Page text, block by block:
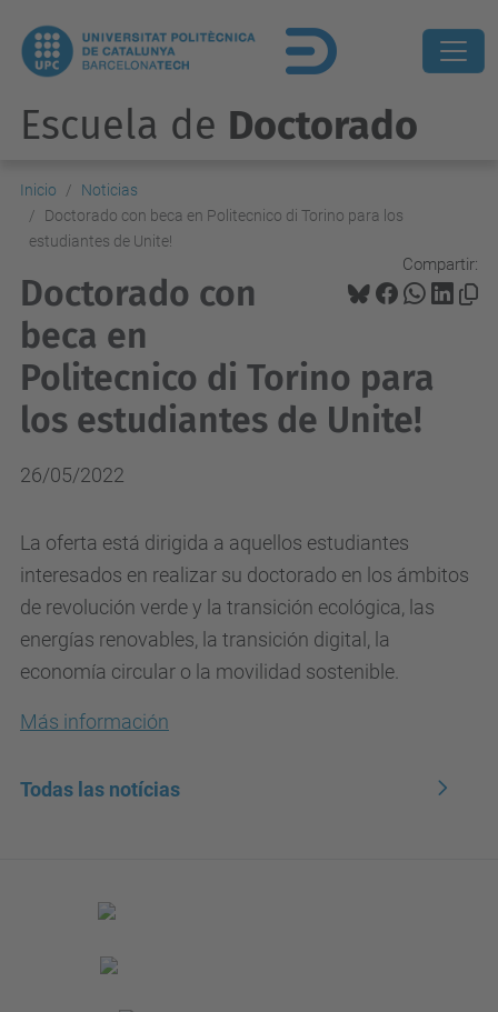
Escuela de Doctorado
Inicio
Noticias
Doctorado con beca en Politecnico di Torino para los
estudiantes de Unite!
Compartir:
Doctorado con
beca en
Politecnico di Torino para
los estudiantes de Unite!
26/05/2022
La oferta está dirigida a aquellos estudiantes
interesados en realizar su doctorado en los ámbitos
de revolución verde y la transición ecológica, las
energías renovables, la transición digital, la
economía circular o la movilidad sostenible
Más información
Todas las notícias